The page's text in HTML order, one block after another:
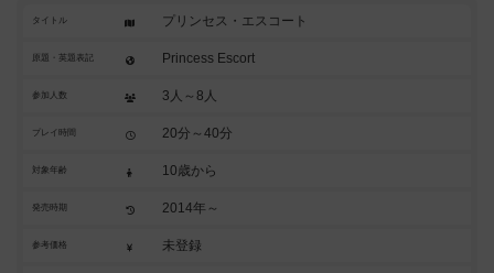
タイトル プリンセス・エスコート
原題・英題表記 Princess Escort
参加人数 3人～8人
プレイ時間 20分～40分
対象年齢 10歳から
発売時期 2014年～
参考価格 未登録